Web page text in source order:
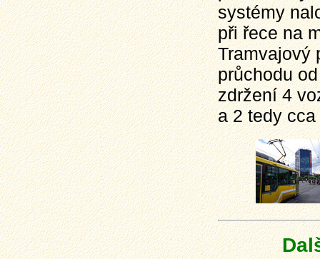
systémy
při řece na
Tramvajový
průchodu
zdržení 4
a 2 tedy